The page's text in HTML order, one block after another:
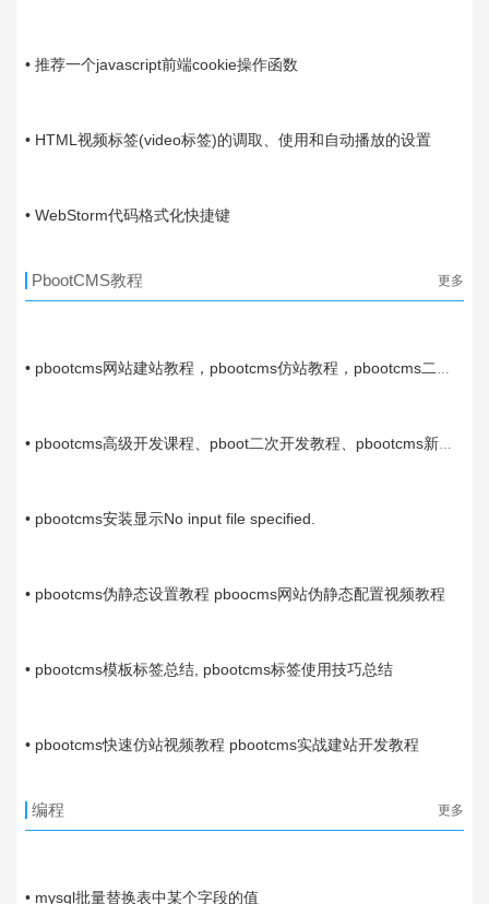
• 推荐一个javascript前端cookie操作函数
• HTML视频标签(video标签)的调取、使用和自动播放的设置
• WebStorm代码格式化快捷键
PbootCMS教程 更多
• pbootcms网站建站教程，pbootcms仿站教程，pbootcms二次
• pbootcms高级开发课程、pboot二次开发教程、pbootcms新增
• pbootcms安装显示No input file specified.
• pbootcms伪静态设置教程 pboocms网站伪静态配置视频教程
• pbootcms模板标签总结, pbootcms标签使用技巧总结
• pbootcms快速仿站视频教程 pbootcms实战建站开发教程
编程 更多
• mysql批量替换表中某个字段的值